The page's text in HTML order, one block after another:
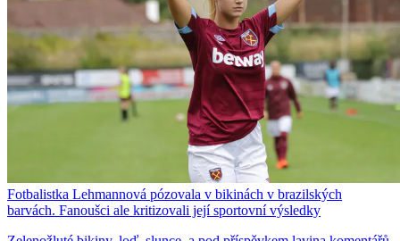
Fotbalistka Lehmannová pózovala v bikinách v brazilských
barvách. Fanoušci ale kritizovali její sportovní výsledky